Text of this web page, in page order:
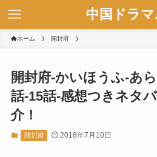
中国ドラ
ホーム 開封府
開封府-かいほうふ-あ
話-15話-感想つきネタ
介！
開封府 2018年7月10日